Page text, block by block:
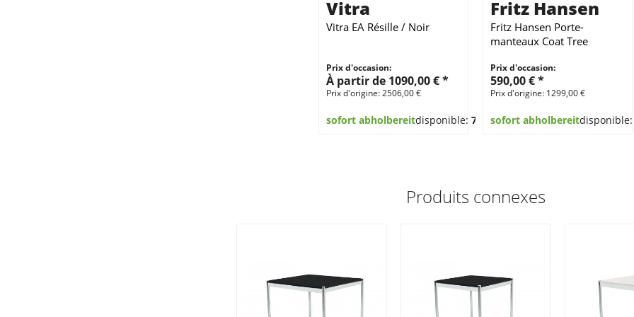
Vitra
Vitra EA Résille / Noir
Prix d'occasion:
À partir de 1090,00 € *
Prix d'origine: 2506,00 €
sofort abholbereitdisponible: 78
Fritz Hansen
Fritz Hansen Porte-
manteaux Coat Tree
Prix d'occasion:
590,00 € *
Prix d'origine: 1299,00 €
sofort abholbereit
Produits connexes